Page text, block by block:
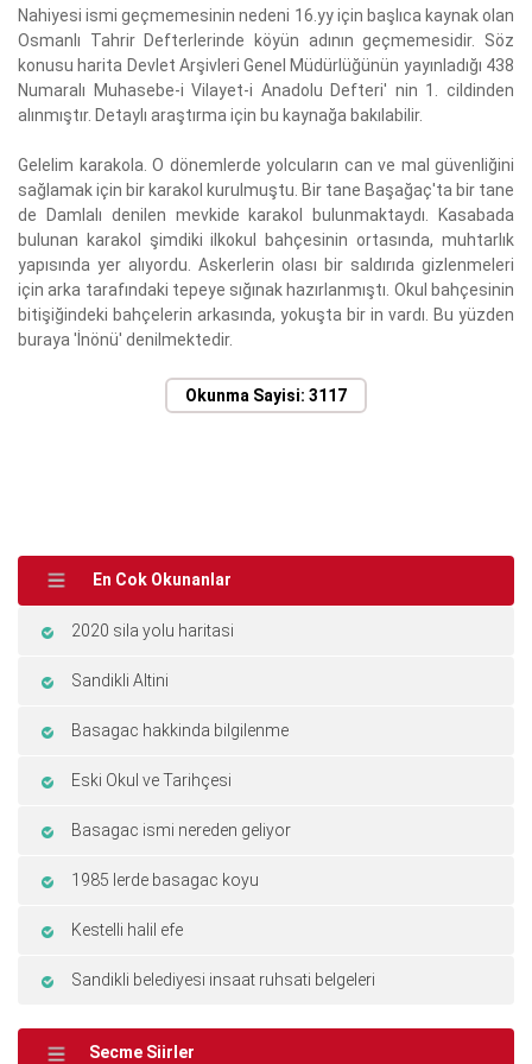
Nahiyesi ismi geçmemesinin nedeni 16.yy için başlıca kaynak olan
Osmanlı Tahrir Defterlerinde köyün adının geçmemesidir. Söz
konusu harita Devlet Arşivleri Genel Müdürlüğünün yayınladığı 438
Numaralı Muhasebe-i Vilayet-i Anadolu Defteri' nin 1. cildinden
alınmıştır. Detaylı araştırma için bu kaynağa bakılabilir.
Gelelim karakola. O dönemlerde yolcuların can ve mal güvenliğini
sağlamak için bir karakol kurulmuştu. Bir tane Başağaç'ta bir tane
de Damlalı denilen mevkide karakol bulunmaktaydı. Kasabada
bulunan karakol şimdiki ilkokul bahçesinin ortasında, muhtarlık
yapısında yer alıyordu. Askerlerin olası bir saldırıda gizlenmeleri
için arka tarafındaki tepeye sığınak hazırlanmıştı. Okul bahçesinin
bitişiğindeki bahçelerin arkasında, yokuşta bir in vardı. Bu yüzden
buraya 'İnönü' denilmektedir.
Okunma Sayisi: 3117
En Cok Okunanlar
2020 sila yolu haritasi
Sandikli Altini
Basagac hakkinda bilgilenme
Eski Okul ve Tarihçesi
Basagac ismi nereden geliyor
1985 lerde basagac koyu
Kestelli halil efe
Sandikli belediyesi insaat ruhsati belgeleri
Secme Siirler